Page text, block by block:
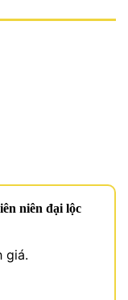
niên đại lộc
giá.